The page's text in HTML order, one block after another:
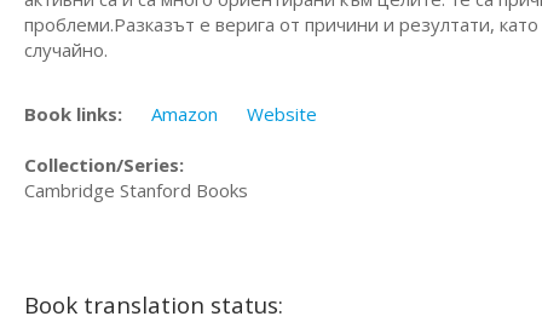
проблеми.Разказът е верига от причини и резултати,
случайно.
Book links: Amazon Website
Collection/Series:
Cambridge Stanford Books
Book translation status: